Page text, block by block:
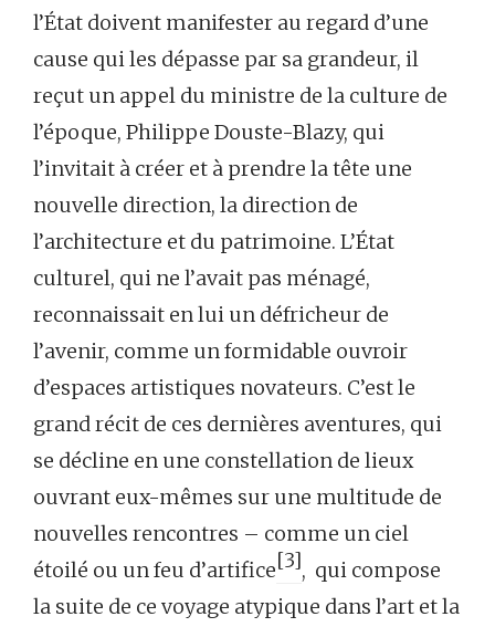
l’État doivent manifester au regard d’une
cause qui les dépasse par sa grandeur, il
reçut un appel du ministre de la culture de
l’époque, Philippe Douste-Blazy, qui
l’invitait à créer et à prendre la tête une
nouvelle direction, la direction de
l’architecture et du patrimoine. L’État
culturel, qui ne l’avait pas ménagé,
reconnaissait en lui un défricheur de
l’avenir, comme un formidable ouvroir
d’espaces artistiques novateurs. C’est le
grand récit de ces dernières aventures, qui
se décline en une constellation de lieux
ouvrant eux-mêmes sur une multitude de
nouvelles rencontres – comme un ciel
étoilé ou un feu d’artifice[3], qui compose
la suite de ce voyage atypique dans l’art et la